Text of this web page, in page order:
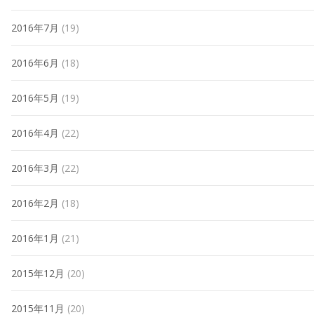
2016年7月 (19)
2016年6月 (18)
2016年5月 (19)
2016年4月 (22)
2016年3月 (22)
2016年2月 (18)
2016年1月 (21)
2015年12月 (20)
2015年11月 (20)